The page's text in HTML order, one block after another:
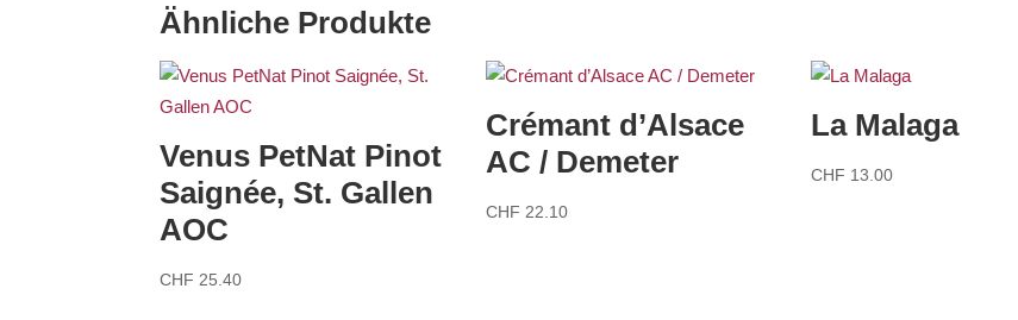
Ähnliche Produkte
Venus PetNat Pinot
Saignée, St. Gallen
AOC
CHF 25.40
Crémant d’Alsace
AC / Demeter
CHF 22.10
La Malaga
CHF 13.00